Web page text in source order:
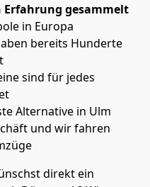
Erfahrung gesammelt
in Europa
bereits Hunderte
sind für jedes
Alternative in Ulm
und wir fahren
direkt ein